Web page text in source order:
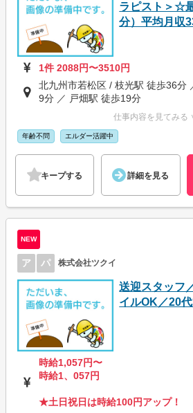
ラピスト＞☆
分）平均月収
1件 2088円〜3510円
北九州市若松区 / 枝光駅 徒歩36分
9分 ／ 戸畑駅 徒歩19分
仕事内容を見てみる
年齢不問 エルダー活躍中
キープする 詳細を見る
NEW
ア パ 株式会社ツクイ
送迎スタッフ
イルOK／20
時給1,057円〜
時給1、057円
★土日祝日は時給100円アップ！